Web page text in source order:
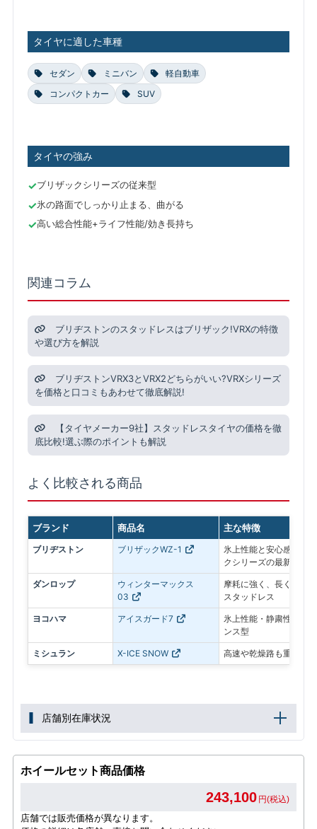
タイヤに適した車種
セダン ミニバン
軽自動車
コンパクトカー
SUV
タイヤの強み
ブリザックシリーズの従来型
氷の路面でしっかり止まる、曲がる
高い総合性能+ライフ性能/効き長持ち
関連コラム
ブリヂストンのスタッドレスはブリザック!VRXの特徴
や選び方を解説
ブリヂストンVRX3とVRX2どちらがいい?VRXシリーズ
を価格と口コミもあわせて徹底解説!
【タイヤメーカー9社】スタッドレスタイヤの価格を徹
底比較!選ぶ際のポイントも解説
よく比較される商品
ブランド 商品名 主な特徴
ブリヂストン ブリザックWZ-1
氷上性能と安心感を最
クシリーズの最新モデル
ダンロップ
ウィンターマックス
03
摩耗に強く、長く使い
スタッドレス
ヨコハマ アイスガード7
氷上性能・静粛性・ロ
ンス型
ミシュラン X-ICE SNOW 高速や乾燥路も重視し
店舗別在庫状況
ホイールセット商品価格
243,100 円(税込)
店舗では販売価格が異なります。